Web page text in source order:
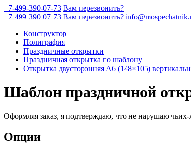
+7-499-390-07-73 Вам перезвонить?
+7-499-390-07-73 Вам перезвонить?
Конструктор
Полиграфия
Праздничные открытки
Праздничная открытка по шаблону
Открытка двусторонняя A6 (148×105)
Шаблон праздничной
Оформляя заказ, я подтверждаю, что не нарушаю чьих-
Опции